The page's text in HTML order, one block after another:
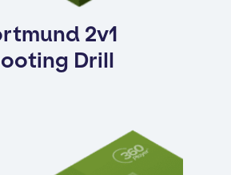
2v1
Drill